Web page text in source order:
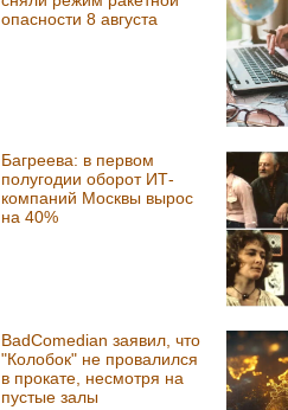
опасности 8 августа
Багреева: в первом
полугодии оборот ИТ-
компаний Москвы вырос
на 40%
BadComedian заявил, что
"Колобок" не провалился
в прокате, несмотря на
пустые залы